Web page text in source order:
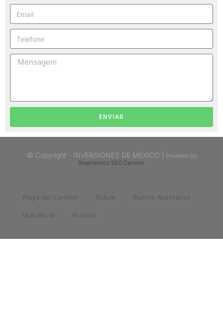
ENVIAR
© Copyright - INVERSIONES DE MÉXICO |
Powered by
Graphemics SEO Cancun
Playa del Carmen Tulum
Puerto Aventuras
Mahahual
Akumal